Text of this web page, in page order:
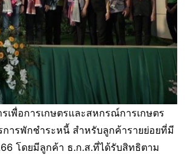
พื่อการเกษตรและสหกรณ์การเกษตร
การพักชำระหนี้ สำหรับลูกค้ารายย่อยที่มี
โดยมีลูกค้า ธ.ก.ส.ที่ได้รับสิทธิตาม